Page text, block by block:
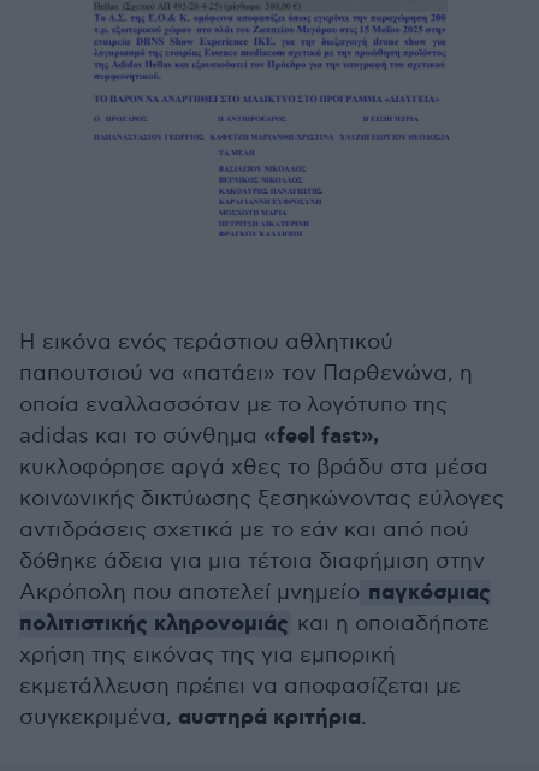
Η εικόνα ενός τεράστιου αθλητικού
παπουτσιού να «πατάει» τον Παρθενώνα, η
οποία εναλλασσόταν με το λογότυπo της
adidas και το σύνθημα «feel fast»,
κυκλοφόρησε αργά χθες το βράδυ στα μέσα
κοινωνικής δικτύωσης ξεσηκώνοντας εύλογες
αντιδράσεις σχετικά με το εάν και από πού
δόθηκε άδεια για μια τέτοια διαφήμιση στην
Ακρόπολη που αποτελεί μνημείο παγκόσμιας
πολιτιστικής κληρονομιάς και η οποιαδήποτε
χρήση της εικόνας της για εμπορική
εκμετάλλευση πρέπει να αποφασίζεται με
συγκεκριμένα, αυστηρά κριτήρια.